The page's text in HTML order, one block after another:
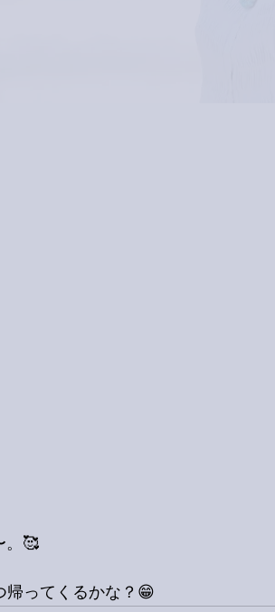
。🥰
帰ってくるかな？😁